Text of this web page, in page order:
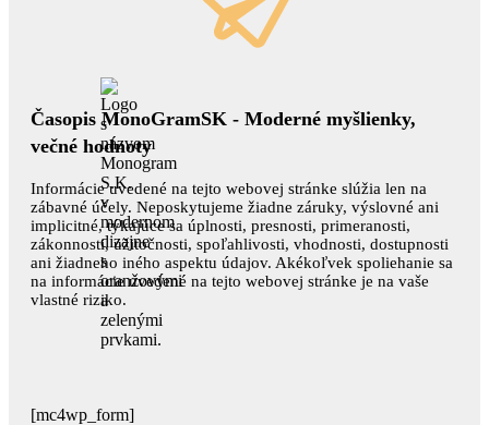
Časopis MonoGramSK - Moderné myšlienky,
večné hodnoty
Informácie uvedené na tejto webovej stránke slúžia len na
zábavné účely. Neposkytujeme žiadne záruky, výslovné ani
implicitné, týkajúce sa úplnosti, presnosti, primeranosti,
zákonnosti, užitočnosti, spoľahlivosti, vhodnosti, dostupnosti
ani žiadneho iného aspektu údajov. Akékoľvek spoliehanie sa
na informácie uvedené na tejto webovej stránke je na vaše
vlastné riziko.
[mc4wp_form]